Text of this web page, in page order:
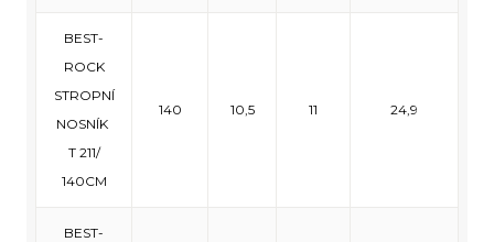
BEST-
ROCK
STROPNÍ
NOSNÍK
T 211/
140CM
140 10,5 11 24,9
BEST-